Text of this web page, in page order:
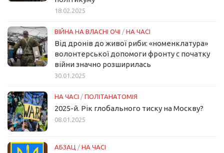
18.02.2025
ВІЙНА НА ВЛАСНІ ОЧІ / НА ЧАСІ
Від дронів до живої риби: «номенклатура»
волонтерської допомоги фронту с початку
війни значно розширилась
30.01.2025
НА ЧАСІ / ПОЛІТАНАТОМІЯ
2025-й. Рік глобального тиску на Москву?
08.01.2025
АБЗАЦ / НА ЧАСІ